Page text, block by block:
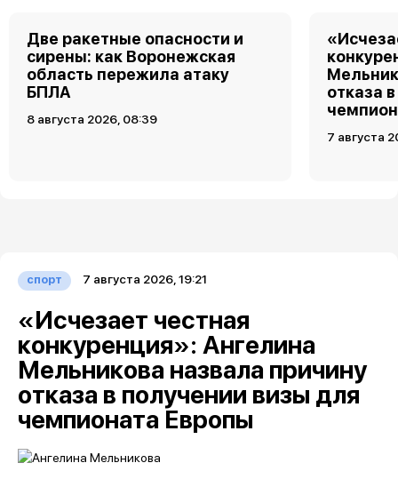
Две ракетные опасности и
сирены: как Воронежская
область пережила атаку
БПЛА
8 августа 2026, 08:39
отказа
7 августа
спорт 7 августа 2026, 19:21
«Исчезает честная
конкуренция»: Ангелина
Мельникова назвала причину
отказа в получении визы для
чемпионата Европы